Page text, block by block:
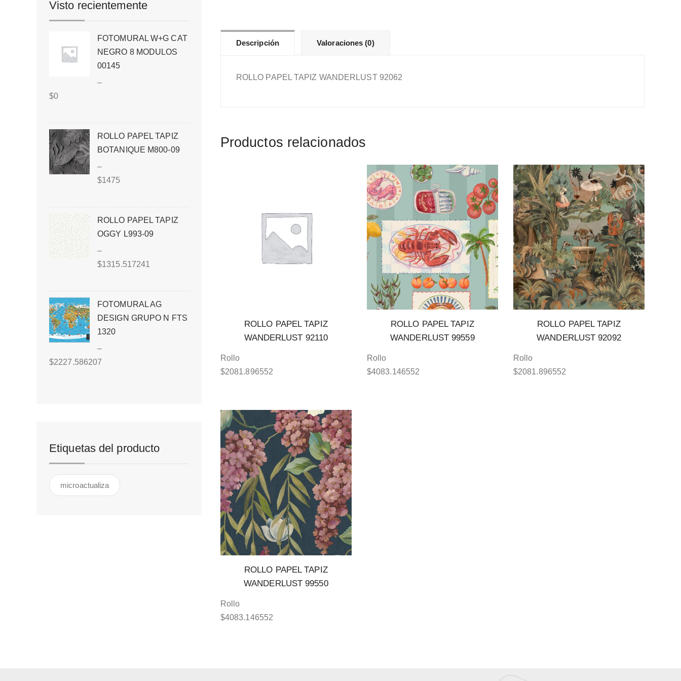
Descripción Valoraciones (0)
ROLLO PAPEL TAPIZ WANDERLUST 92062
Productos relacionados
ROLLO PAPEL TAPIZ
WANDERLUST 92110
Rollo
$2081.896552
ROLLO PAPEL TAPIZ
WANDERLUST 99559
Rollo
$4083.146552
ROLLO PAPEL TAPIZ
WANDERLUST 92092
Rollo
$2081.896552
ROLLO PAPEL TAPIZ
WANDERLUST 99550
Rollo
$4083.146552
Visto recientemente
FOTOMURAL W+G CAT
NEGRO 8 MODULOS
00145
–
$0
ROLLO PAPEL TAPIZ
BOTANIQUE M800-09
–
$1475
ROLLO PAPEL TAPIZ
OGGY L993-09
–
$1315.517241
FOTOMURAL AG
DESIGN GRUPO N FTS
1320
–
$2227.586207
Etiquetas del producto
microactualiza